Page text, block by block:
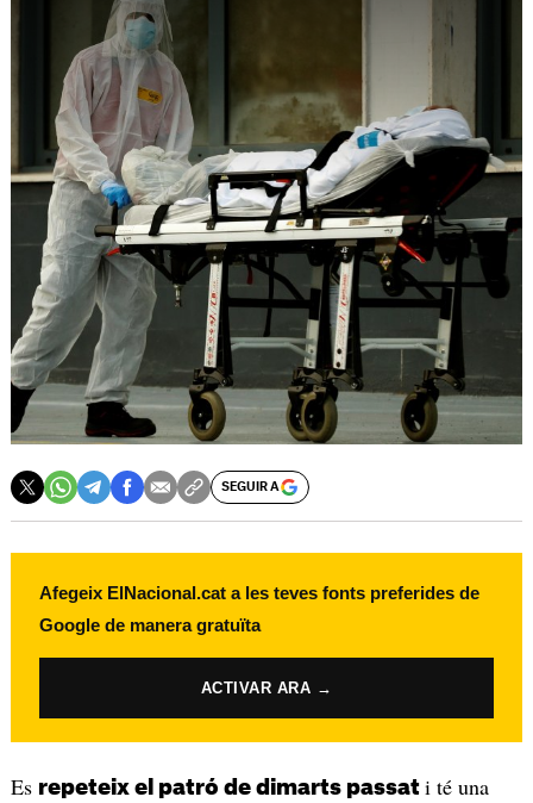
SEGUIR A
Afegeix ElNacional.cat a les teves fonts preferides de
Google de manera gratuïta
ACTIVAR ARA →
Es repeteix el patró de dimarts passat i té una